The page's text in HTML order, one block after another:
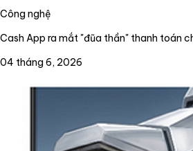
Công nghệ
Cash App ra mắt "đũa thần" thanh toán
04 tháng 6, 2026